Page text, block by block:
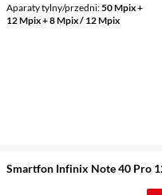
Aparaty tylny/przedni 50 Mpix +
12 Mpix + 8 Mpix / 12 Mpix
Smartfon Infinix Note 40 Pro